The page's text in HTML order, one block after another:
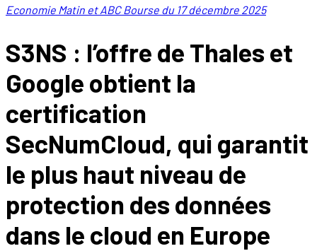
Economie Matin et ABC Bourse du 17 décembre 2025
S3NS : l’offre de Thales et
Google obtient la
certification
SecNumCloud, qui garantit
le plus haut niveau de
protection des données
dans le cloud en Europe